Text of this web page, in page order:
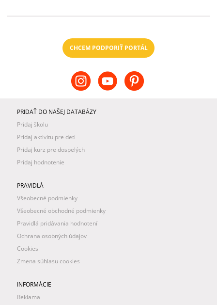
CHCEM PODPORIŤ PORTÁL
PRIDAŤ DO NAŠEJ DATABÁZY
Pridaj školu
Pridaj aktivitu pre deti
Pridaj kurz pre dospelých
Pridaj hodnotenie
PRAVIDLÁ
Všeobecné podmienky
Všeobecné obchodné podmienky
Pravidlá pridávania hodnotení
Ochrana osobných údajov
Cookies
Zmena súhlasu cookies
INFORMÁCIE
Reklama